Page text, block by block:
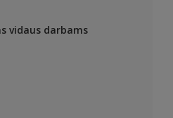
vidaus darbams